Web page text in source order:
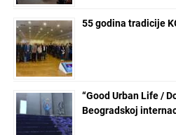
55 godina tradicije
“Good Urban Life /
Beogradskoj